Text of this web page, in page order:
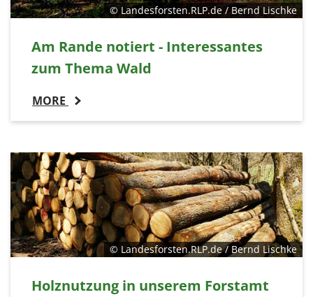
© Landesforsten.RLP.de / Bernd Lischke
Am Rande notiert - Interessantes
zum Thema Wald
MORE
© Landesforsten.RLP.de / Bernd Lischke
Holznutzung in unserem Forstamt